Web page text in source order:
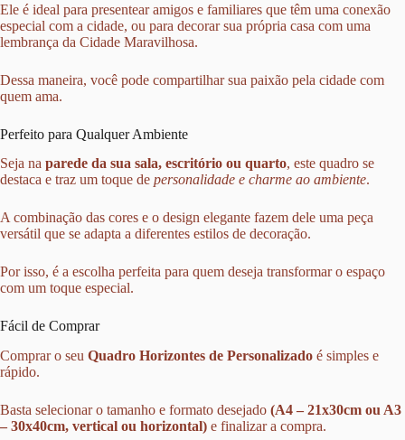
Ele é ideal para presentear amigos e familiares que têm uma conexão
especial com a cidade, ou para decorar sua própria casa com uma
lembrança da Cidade Maravilhosa.
Dessa maneira, você pode compartilhar sua paixão pela cidade com
quem ama.
Perfeito para Qualquer Ambiente
Seja na parede da sua sala, escritório ou quarto, este quadro se
destaca e traz um toque de personalidade e charme ao ambiente.
A combinação das cores e o design elegante fazem dele uma peça
versátil que se adapta a diferentes estilos de decoração.
Por isso, é a escolha perfeita para quem deseja transformar o espaço
com um toque especial.
Fácil de Comprar
Comprar o seu Quadro Horizontes de Personalizado é simples e
rápido.
Basta selecionar o tamanho e formato desejado (A4 – 21x30cm ou A3
– 30x40cm, vertical ou horizontal) e finalizar a compra.